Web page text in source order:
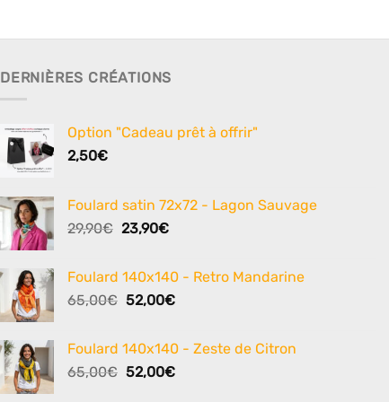
DERNIÈRES CRÉATIONS
Option "Cadeau prêt à offrir"
2,50€
Foulard satin 72x72 - Lagon Sauvage
29,90€ Le
était :
29,90€.
23,90€Le
est :
23,90€.
Foulard 140x140 - Retro Mandarine
65,00€ Le
était :
65,00€.
52,00€Le
est :
52,00€.
Foulard 140x140 - Zeste de Citron
65,00€ Le
52,00€Le